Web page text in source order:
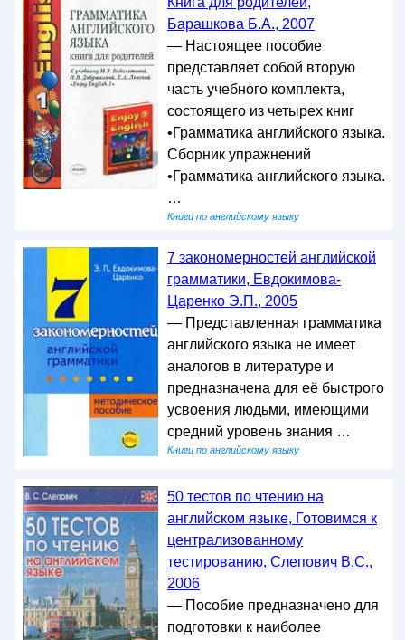
Барашкова Б.А., 2007
— Настоящее пособие
представляет собой вторую
часть учебного комплекта,
состоящего из четырех книг
•Грамматика английского языка.
Сборник упражнений
•Грамматика английского языка.
…
Книги по английскому языку
7 закономерностей английской
грамматики, Евдокимова-
Царенко Э.П., 2005
— Представленная грамматика
английского языка не имеет
аналогов в литературе и
предназначена для её быстрого
усвоения людьми, имеющими
средний уровень знания …
Книги по английскому языку
50 тестов по чтению на
английском языке, Готовимся к
централизованному
тестированию, Слепович В.С.,
2006
— Пособие предназначено для
подготовки к наиболее